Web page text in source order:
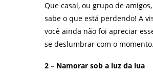
Que casal, ou grupo de
sabe o que está perdendo! A
você ainda não foi apreciar
se deslumbrar com o momento.
2 – Namorar sob a luz da lua